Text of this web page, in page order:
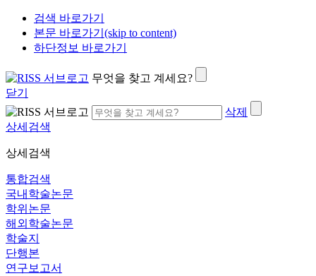
검색 바로가기
본문 바로가기(skip to content)
하단정보 바로가기
무엇을 찾고 계세요?
닫기
삭제
상세검색
상세검색
통합검색
국내학술논문
학위논문
해외학술논문
학술지
단행본
연구보고서